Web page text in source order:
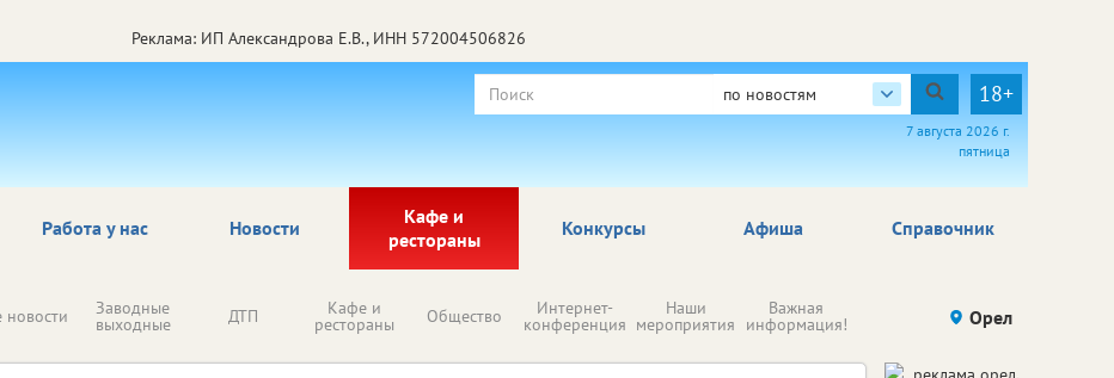
Реклама: ИП Александрова Е.В., ИНН 572004506826
по новостям 18+
7 августа 2026 г.
пятница
Работа у нас Новости
Кафе и
рестораны
Афиша Справочник
Конкурсы
новости Заводные
выходные ДТП Кафе и
рестораны Общество Интернет-
конференция
Наши
мероприятия
Важная
информация! Происшествия Здоровье
Орел